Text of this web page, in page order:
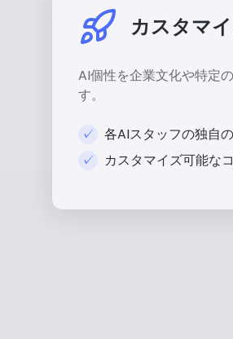
カスタマ
AI個性を企業文化や特定
す。
✓
各AIスタッフの独自
✓
カスタマイズ可能な